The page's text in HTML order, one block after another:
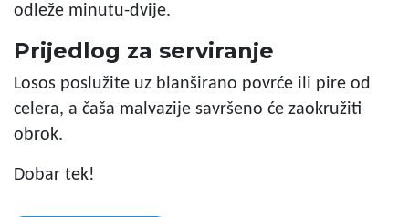
odleže minutu-dvije.
Prijedlog za serviranje
Losos poslužite uz blanširano povrće ili pire od
celera, a čaša malvazije savršeno će zaokružiti
obrok.
Dobar tek!